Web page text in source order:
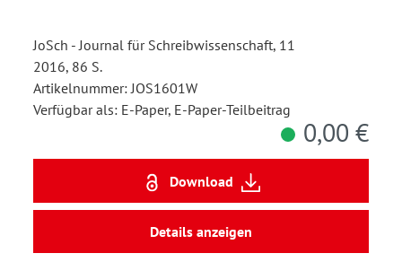
JoSch - Journal für Schreibwissenschaft, 11
2016, 86 S.
Artikelnummer: JOS1601W
Verfügbar als: E-Paper, E-Paper-Teilbeitrag
0,00 €
Download
Details anzeigen